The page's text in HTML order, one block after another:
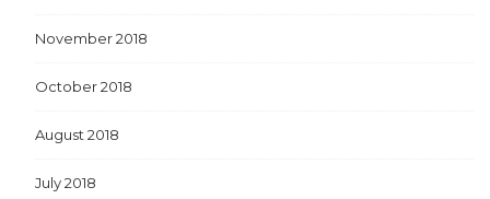
November 2018
October 2018
August 2018
July 2018